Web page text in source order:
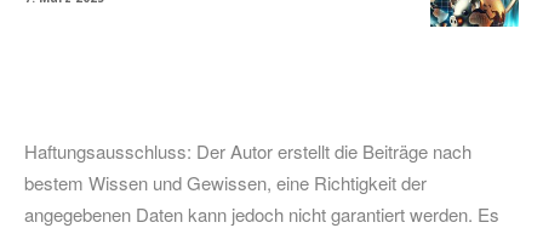
Haftungsausschluss: Der Autor erstellt die Beiträge nach
bestem Wissen und Gewissen, eine Richtigkeit der
angegebenen Daten kann jedoch nicht garantiert werden. Es